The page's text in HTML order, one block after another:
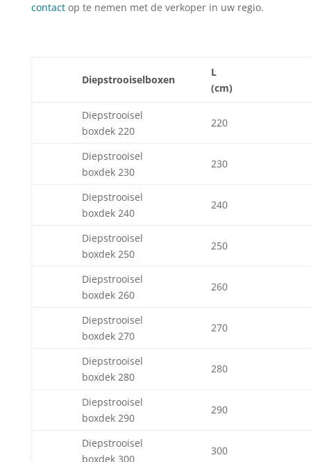
contactop te nemen met de verkoper in uw regio.
Diepstrooiselboxen
L
(cm)
Diepstrooisel
boxdek 220
220
Diepstrooisel
boxdek 230
230
Diepstrooisel
boxdek 240
240
Diepstrooisel
boxdek 250
250
Diepstrooisel
boxdek 260
260
Diepstrooisel
boxdek 270
270
Diepstrooisel
boxdek 280
280
Diepstrooisel
boxdek 290
290
Diepstrooisel
boxdek 300
300